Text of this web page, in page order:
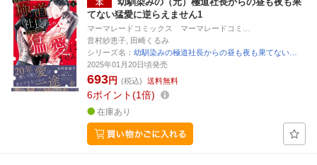
てない猛愛に逆らえません1
マーマレードコミックス マーマレードコミ…
音村紗恵子, 田崎くるみ
シリーズ名： 幼馴染みの極道社長からの昼も夜も果てない…
2025年01月20日頃発売
693円 (税込) 送料無料
6ポイント 1倍
在庫あり